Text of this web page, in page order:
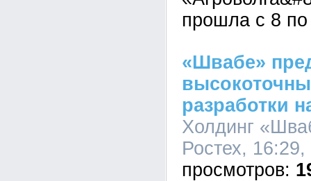
прошла с 8
«Швабе»
разработки
Холдинг
Ростех,